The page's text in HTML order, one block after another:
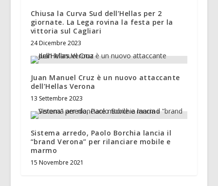
Chiusa la Curva Sud dell’Hellas per 2
giornate. La Lega rovina la festa per la
vittoria sul Cagliari
24 Dicembre 2023
Juan Manuel Cruz è un nuovo attaccante
dell’Hellas Verona
13 Settembre 2023
Sistema arredo, Paolo Borchia lancia il
“brand Verona” per rilanciare mobile e
marmo
15 Novembre 2021